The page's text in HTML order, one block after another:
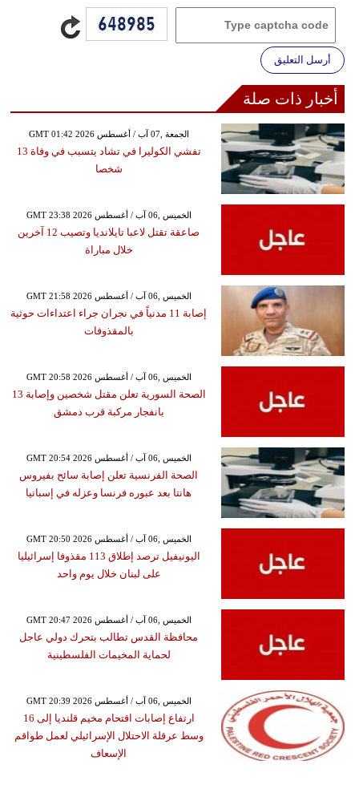
أرسل التعليق
أخبار ذات صلة
GMT 01:42 2026 الجمعة ,07 آب / أغسطس
تفشي الكوليرا في تشاد يتسبب في وفاة 13
شخصا
GMT 23:38 2026 الخميس ,06 آب / أغسطس
صاعقة تقتل لاعبا تايلانديا وتصيب 12 آخرين
خلال مباراة
GMT 21:58 2026 الخميس ,06 آب / أغسطس
إصابة 11 مدنياً في نجران جراء اعتداءات حوثية
بالمقذوفات
GMT 20:58 2026 الخميس ,06 آب / أغسطس
الصحة السورية تعلن مقتل شخصين وإصابة 13
بانفجار مركبة قرب دمشق
GMT 20:54 2026 الخميس ,06 آب / أغسطس
الصحة الفرنسية تعلن إصابة سائح بفيروس
هانتا بعد عبوره فرنسا وعزله في إسبانيا
GMT 20:50 2026 الخميس ,06 آب / أغسطس
اليونيفيل ترصد إطلاق 113 مقذوفا إسرائيليا
على لبنان خلال يوم واحد
GMT 20:47 2026 الخميس ,06 آب / أغسطس
محافظة القدس تطالب بتحرك دولي عاجل
لحماية المخيمات الفلسطينية
GMT 20:39 2026 الخميس ,06 آب / أغسطس
ارتفاع إصابات اقتحام مخيم قلنديا إلى 16
وسط عرقلة الاحتلال الإسرائيلي لعمل طواقم
الإسعاف